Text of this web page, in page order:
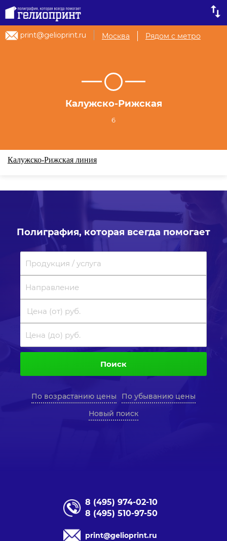
print@gelioprint.ru Москва Рядом с метро
Калужско-Рижская
6
Калужско-Рижская линия
Полиграфия, которая всегда помогает
Поиск
По возрастанию цены
По убыванию цены
Новый поиск
8 (495) 974-02-10
8 (495) 510-97-50
print@gelioprint.ru